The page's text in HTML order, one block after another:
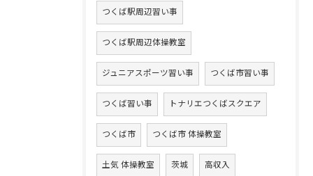
つくば駅周辺習い事
つくば駅周辺体操教室
ジュニアスポーツ習い事 つくば市習い事
つくば習い事 トナリエつくばスクエア
つくば市 つくば市 体操教室
土気 体操教室 茨城 高収入